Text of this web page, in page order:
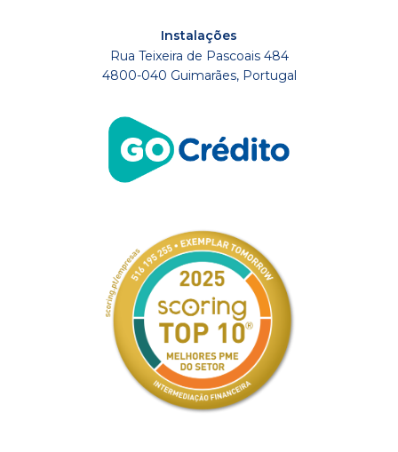
Instalações
Rua Teixeira de Pascoais 484
4800-040 Guimarães, Portugal